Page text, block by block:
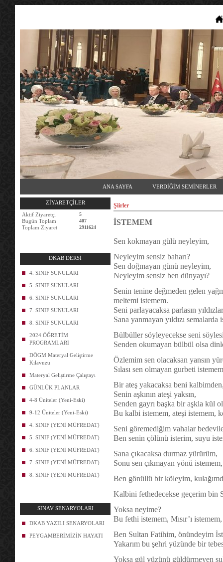
ANA SAYFA VERDİĞİM SEMİNERLER
ZİYARETÇİLER
Aktif Ziyaretçi
5
Bugün Toplam 407
Toplam Ziyaret 2911624
DKAB DERSİ
4. SINIF SUNULARI
5. SINIF SUNULARI
6. SINIF SUNULARI
7. SINIF SUNULARI
8. SINIF SUNULARI
2024 ÖĞRETİM
PROGRAMLARI
DÖGM Materyal Geliştirme
Kılavuzu
Materyal Geliştirme Çalıştayı
GÜNLÜK PLANLAR
4-8 Üniteler (Yeni-Eski)
9-12 Üniteler (Yeni-Eski)
4. SINIF (YENİ MÜFREDAT)
5. SINIF (YENİ MÜFREDAT)
6. SINIF (YENİ MÜFREDAT)
7. SINIF (YENİ MÜFREDAT)
8. SINIF (YENİ MÜFREDAT)
SINAV SENARYOLARI
DKAB YAZILI SENARYOLARI
PEYGAMBERİMİZİN HAYATI
Şiirler
İSTEMEM
Sen kokmayan gülü neyleyim,
Neyleyim sensiz baharı?
Sen doğmayan günü neyleyim,
Neyleyim sensiz ben dünyayı?
Senin tenine değmeden gelen
meltemi istemem.
Seni parlayacaksa parlasın
Sana yanmayan yıldızı semalarda
Bülbüller söyleyecekse seni
Senden okumayan bülbül olsa
Özlemim sen olacaksan yansın
Sılası sen olmayan gurbeti
Bir ateş yakacaksa beni
Senin aşkının ateşi yaksın,
Senden gayrı başka bir aşkla kül
Bu kalbi istemem, ateşi istemem,
Seni göremediğim vahalar
Ben senin çölünü isterim, suyu
Sana çıkacaksa durmaz yürürüm,
Sonu sen çıkmayan yönü
Ben gönüllü bir köleyim,
Kalbini fethedecekse geçerim bin
Yoksa neyime?
Bu fethi istemem, Mısır’ı
Ben Sultan Fatihim, önündeyim
Yakarım bu şehri yüzünde bir
Yoksa gül yüzünü güldürmeyen